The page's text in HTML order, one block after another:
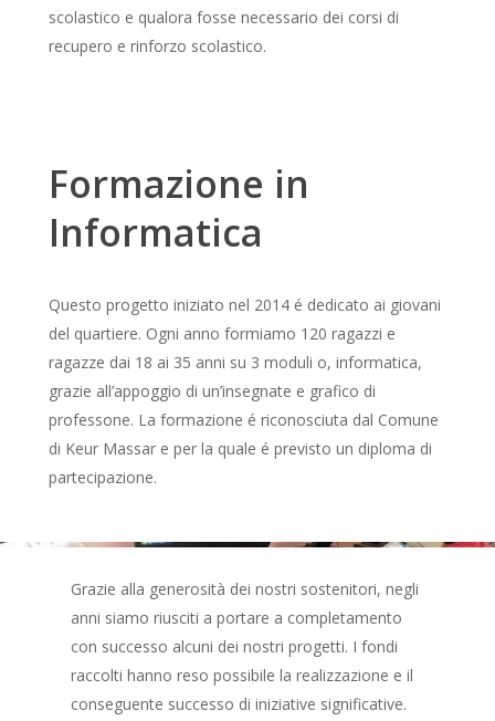
scolastico e qualora fosse necessario dei corsi di
recupero e rinforzo scolastico.
Formazione in
Informatica
Questo progetto iniziato nel 2014 é dedicato ai giovani
del quartiere. Ogni anno formiamo 120 ragazzi e
ragazze dai 18 ai 35 anni su 3 moduli o, informatica,
grazie all’appoggio di un’insegnate e grafico di
professone. La formazione é riconosciuta dal Comune
di Keur Massar e per la quale é previsto un diploma di
partecipazione.
Grazie alla generosità dei nostri sostenitori, negli
anni siamo riusciti a portare a completamento
con successo alcuni dei nostri progetti. I fondi
raccolti hanno reso possibile la realizzazione e il
conseguente successo di iniziative significative.